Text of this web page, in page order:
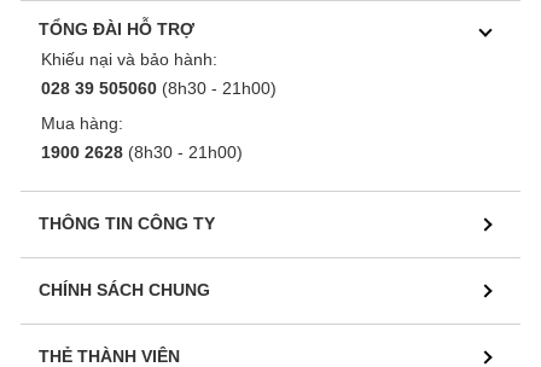
TỔNG ĐÀI HỖ TRỢ
Khiếu nại và bảo hành:
028 39 505060 (8h30 - 21h00)
Mua hàng:
1900 2628 (8h30 - 21h00)
THÔNG TIN CÔNG TY
CHÍNH SÁCH CHUNG
THẺ THÀNH VIÊN